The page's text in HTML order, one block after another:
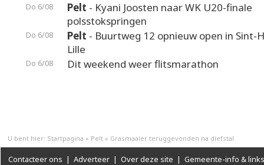
Do 6/08 Pelt - Kyani Joosten naar WK U20-finale
polsstokspringen
Do 6/08 Pelt - Buurtweg 12 opnieuw open in Sint-
Lille
Do 6/08 Dit weekend weer flitsmarathon
U bent hier: Startpagina » Pelt » Grasmaaier teruggevonden na diefstal
Contacteer ons | Adverteer | Over deze site | Gemeente-info & links